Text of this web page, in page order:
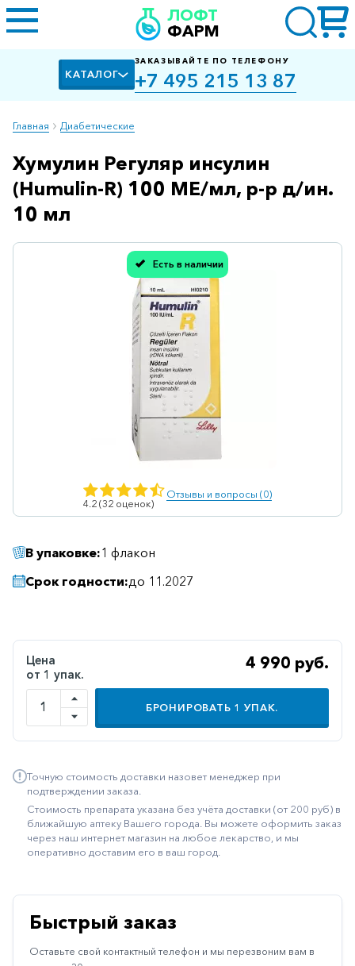
ЛОФТ
ФАРМ
КАТАЛОГ
ЗАКАЗЫВАЙТЕ ПО ТЕЛЕФОНУ
+7 495 215 13 87
Главная Диабетические
Алкоголизм,
курение
Альцгеймера
болезнь
Антибактериальные
Гематологические
Гепатопротекторы
Гинекология
Желудочно-
кишечные
Иммунодепрессанты
Иммуностимуляторы
Метаболизм
Минеральный
обмен
Наружные
Остеопороз
Офтальмология
Хумулин Регуляр инсулин
(Humulin-R) 100 МЕ/мл, р-р д/ин.
10 мл
Есть в наличии
4.2 (32 оценок)
Отзывы и вопросы (0)
Спасибо, мы учли Вашу оценку!
В упаковке:1 флакон
Срок годности:до 11.2027
Цена
от 1 упак.
4 990 руб.
БРОНИРОВАТЬ 1 УПАК.
Точную стоимость доставки назовет менеджер при
подтверждении заказа.
Стоимость препарата указана без учёта доставки (от 200 руб) в
ближайшую аптеку Вашего города. Вы можете оформить заказ
через наш интернет магазин на любое лекарство, и мы
оперативно доставим его в ваш город.
Быстрый заказ
Оставьте свой контактный телефон и мы перезвоним вам в